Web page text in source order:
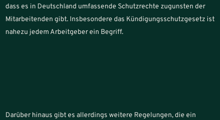
dass es in Deutschland umfassende Schutzrechte zugunsten der
Mitarbeitenden gibt. Insbesondere das Kündigungsschutzgesetz ist
nahezu jedem Arbeitgeber ein Begriff.
Darüber hinaus gibt es allerdings weitere Regelungen, die ein